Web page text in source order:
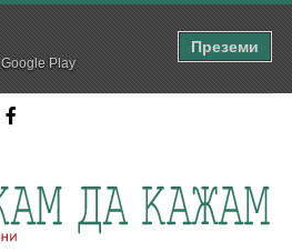
Play
Преземи